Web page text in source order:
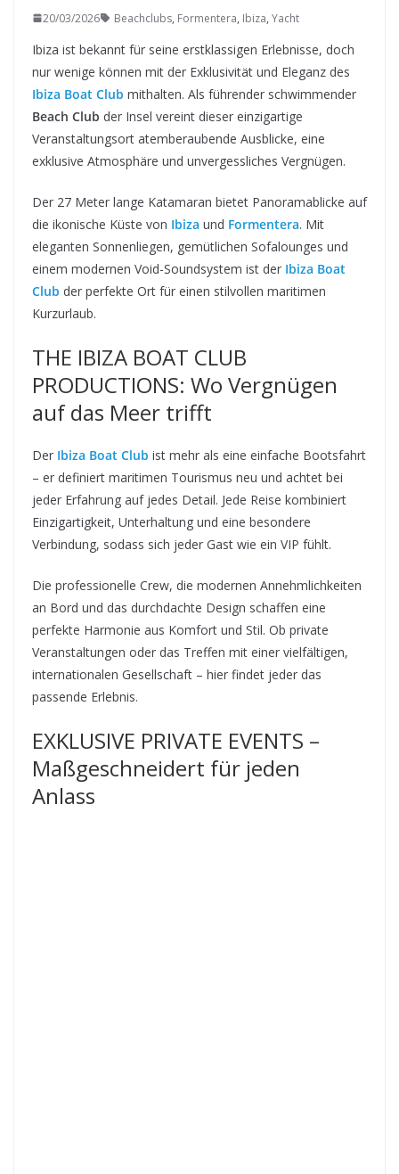
20/03/2026 Beachclubs, Formentera, Ibiza, Yacht
Ibiza ist bekannt für seine erstklassigen Erlebnisse, doch
nur wenige können mit der Exklusivität und Eleganz des
Ibiza Boat Club mithalten. Als führender schwimmender
Beach Club der Insel vereint dieser einzigartige
Veranstaltungsort atemberaubende Ausblicke, eine
exklusive Atmosphäre und unvergessliches Vergnügen.
Der 27 Meter lange Katamaran bietet Panoramablicke auf
die ikonische Küste von Ibiza und Formentera. Mit
eleganten Sonnenliegen, gemütlichen Sofalounges und
einem modernen Void-Soundsystem ist der Ibiza Boat
Club der perfekte Ort für einen stilvollen maritimen
Kurzurlaub.
THE IBIZA BOAT CLUB
PRODUCTIONS: Wo Vergnügen
auf das Meer trifft
Der Ibiza Boat Club ist mehr als eine einfache Bootsfahrt
– er definiert maritimen Tourismus neu und achtet bei
jeder Erfahrung auf jedes Detail. Jede Reise kombiniert
Einzigartigkeit, Unterhaltung und eine besondere
Verbindung, sodass sich jeder Gast wie ein VIP fühlt.
Die professionelle Crew, die modernen Annehmlichkeiten
an Bord und das durchdachte Design schaffen eine
perfekte Harmonie aus Komfort und Stil. Ob private
Veranstaltungen oder das Treffen mit einer vielfältigen,
internationalen Gesellschaft – hier findet jeder das
passende Erlebnis.
EXKLUSIVE PRIVATE EVENTS –
Maßgeschneidert für jeden
Anlass